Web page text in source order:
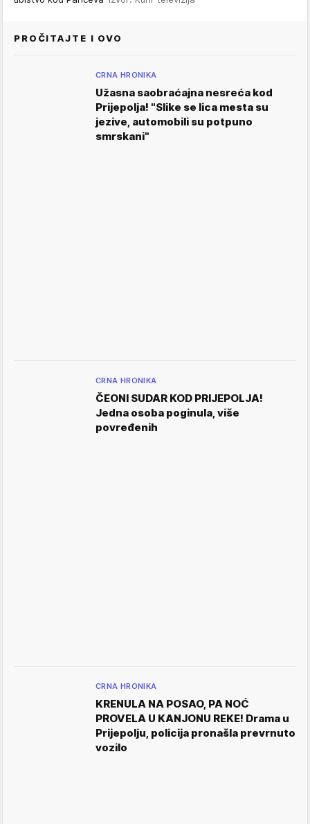
PROČITAJTE I OVO
CRNA HRONIKA
Užasna saobraćajna nesreća kod
Prijepolja! "Slike se lica mesta su
jezive, automobili su potpuno
smrskani"
CRNA HRONIKA
ČEONI SUDAR KOD PRIJEPOLJA!
Jedna osoba poginula, više
povređenih
CRNA HRONIKA
KRENULA NA POSAO, PA NOĆ
PROVELA U KANJONU REKE! Drama u
Prijepolju, policija pronašla prevrnuto
vozilo